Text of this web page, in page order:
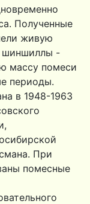
Полученные
живую
шин­шиллы -
массу помеси
периоды.
в 1948-1963
При
помес­ные